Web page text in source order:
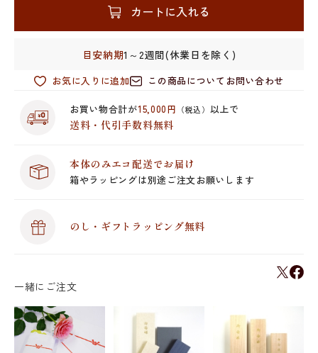
カートに入れる
目安納期1～2週間(休業日を除く)
お気に入りに追加 この商品についてお問い合わせ
お買い物合計が15,000円 （税込） 以上で
送料・代引手数料無料
本体のみエコ配送でお届け
箱やラッピングは別途ご注文お願いします
のし・ギフトラッピング無料
一緒にご注文